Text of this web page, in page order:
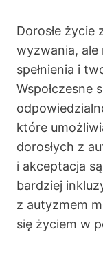
Dorosłe
wyzwania, ale
spełnienia i
Wspołczesne
które
dorosłych z
i akceptacja
bardziej
z autyzmem
się życiem w